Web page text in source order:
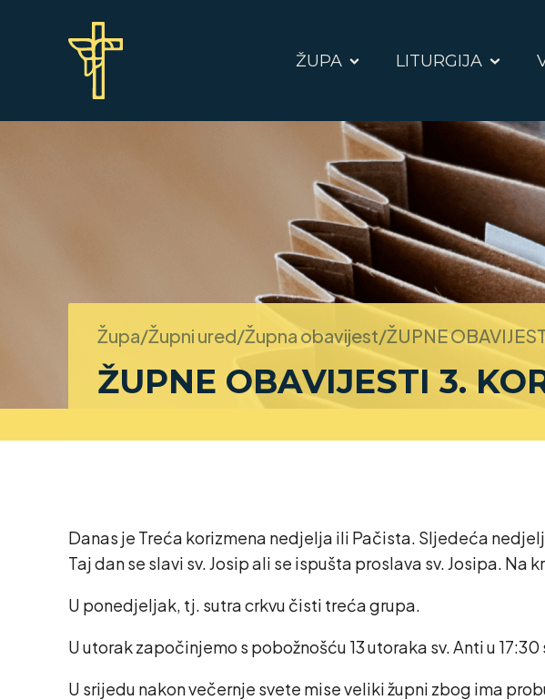
ŽUPA LITURGIJA
Župa/Župni ured/Župna obavijest/ŽUPNE
ŽUPNE OBAVIJESTI 3.
Danas je Treća korizmena nedjelja ili Pačista. Sljedeća
Taj dan se slavi sv. Josip ali se ispušta proslava sv. Josipa. Na
U ponedjeljak, tj. sutra crkvu čisti treća grupa.
U utorak započinjemo s pobožnošću 13 utoraka sv. Anti u 17:30
U srijedu nakon večernje svete mise veliki župni zbog ima